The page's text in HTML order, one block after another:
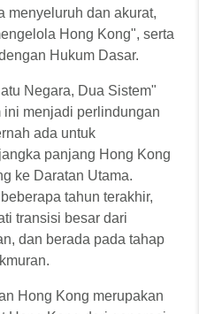
menyeluruh dan akurat,
Hong Kong", serta
Hukum Dasar.
Negara, Dua Sistem"
menjadi perlindungan
ada untuk
panjang Hong Kong
ke Daratan Utama.
tahun terakhir,
transisi besar dari
dan berada pada tahap
Hong Kong merupakan